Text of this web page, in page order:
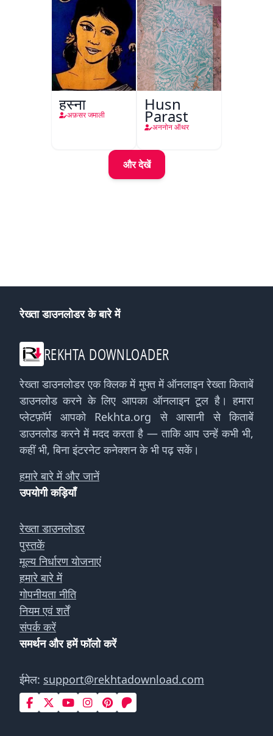
हुस्ना
अफ़सर जमाली
Husn
Parast
अननोन ऑथर
और देखें
रेख्ता डाउनलोडर के बारे में
REKHTA DOWNLOADER
रेख्ता डाउनलोडर एक क्लिक में मुफ्त में ऑनलाइन रेख्ता किताबें
डाउनलोड करने के लिए आपका ऑनलाइन टूल है। हमारा
प्लेटफ़ॉर्म आपको Rekhta.org से आसानी से किताबें
डाउनलोड करने में मदद करता है — ताकि आप उन्हें कभी भी,
कहीं भी, बिना इंटरनेट कनेक्शन के भी पढ़ सकें।
हमारे बारे में और जानें
उपयोगी कड़ियाँ
रेख्ता डाउनलोडर
पुस्तकें
मूल्य निर्धारण योजनाएं
हमारे बारे में
गोपनीयता नीति
नियम एवं शर्तें
संपर्क करें
समर्थन और हमें फॉलो करें
ईमेल: support@rekhtadownload.com